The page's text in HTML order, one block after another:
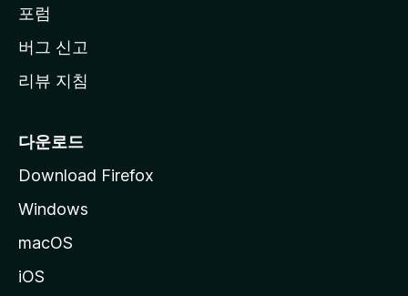
동
포럼
버그 신고
리뷰 지침
다운로드
Download Firefox
Windows
macOS
iOS